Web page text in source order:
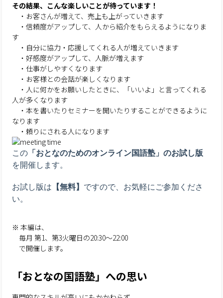
その結果、こんな楽しいことが待っています！
・お客さんが増えて、売上も上がっていきます
・信頼度がアップして、人から紹介をもらえるようになりま
す
・自分に協力・応援してくれる人が増えていきます
・好感度がアップして、人脈が増えます
・仕事がしやすくなります
・お客様との会話が楽しくなります
・人に何かをお願いしたときに、「いいよ」と言ってくれる
人が多くなります
・本を書いたりセミナーを開いたりすることができるように
なります
・頼りにされる人になります
この 「おとなのためのオンライン国語塾」のお試し版
を開催します。
お試し版は 【無料】 ですので、お気軽にご参加くださ
い。
※ 本編は、
毎月 第1、第3火曜日の20:30～22:00
で開催します。
「おとなの国語塾」への思い